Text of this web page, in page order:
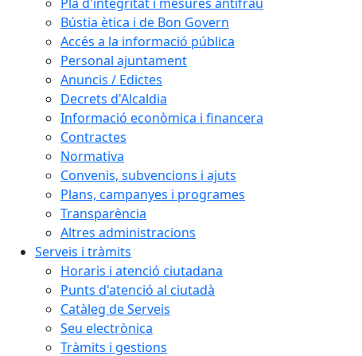
Bústia ètica i de Bon Govern
Accés a la informació pública
Personal ajuntament
Anuncis / Edictes
Decrets d'Alcaldia
Informació econòmica i financera
Contractes
Normativa
Convenis, subvencions i ajuts
Plans, campanyes i programes
Transparència
Altres administracions
Serveis i tràmits
Horaris i atenció ciutadana
Punts d'atenció al ciutadà
Catàleg de Serveis
Seu electrònica
Tràmits i gestions